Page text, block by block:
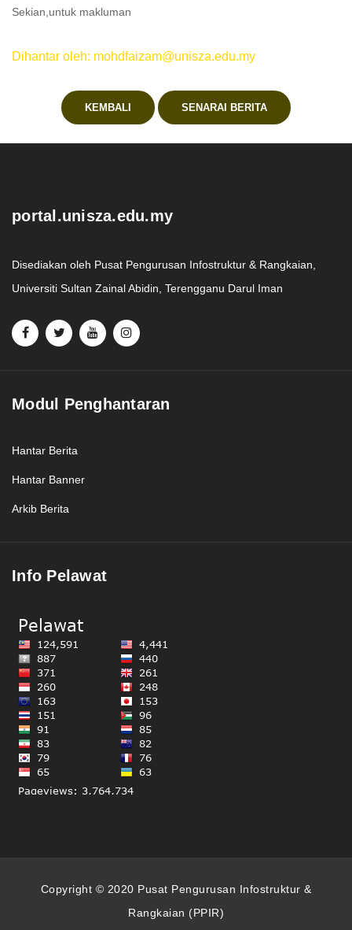
Sekian,untuk makluman
Dihantar oleh: mohdfaizam@unisza.edu.my
KEMBALI SENARAI BERITA
portal.unisza.edu.my
Disediakan oleh Pusat Pengurusan Infostruktur & Rangkaian,
Universiti Sultan Zainal Abidin, Terengganu Darul Iman
Modul Penghantaran
Hantar Berita
Hantar Banner
Arkib Berita
Info Pelawat
Copyright © 2020 Pusat Pengurusan Infostruktur &
Rangkaian (PPIR)